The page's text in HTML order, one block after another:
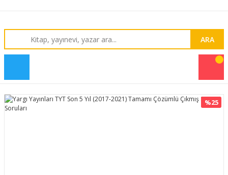
ARA
%25